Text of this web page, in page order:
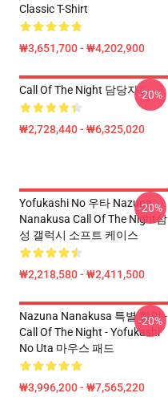
Classic T-Shirt
₩3,651,700 - ₩4,202,900
Call Of The Night 담당자 :
₩2,728,440 - ₩6,325,020
-20%
Yofukashi No 우타 Nazuna
Nanakusa Call Of The Night삼
성 갤럭시 소프트 케이스
₩2,218,580 - ₩2,411,500
-20%
Nazuna Nanakusa 특별 할인 -
Call Of The Night - Yofukashi
No Uta 마우스 패드
₩3,996,200 - ₩7,565,220
-20%